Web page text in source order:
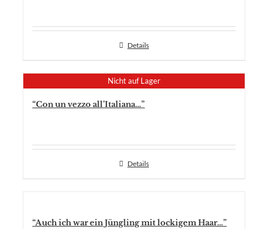
Details
Nicht auf Lager
“Con un vezzo all’Italiana…”
Details
“Auch ich war ein Jüngling mit lockigem Haar…”